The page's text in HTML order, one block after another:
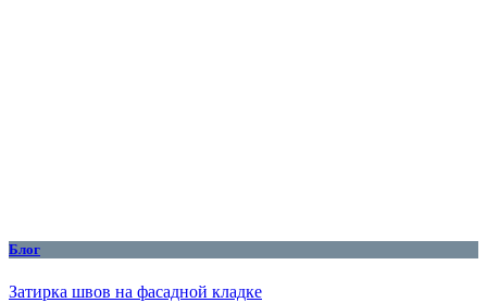
Блог
Затирка швов на фасадной кладке